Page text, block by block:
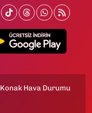
Konak Hava Durumu